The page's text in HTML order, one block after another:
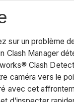
sur un problème
Clash Manager
Clash
caméra vers le
avec cet